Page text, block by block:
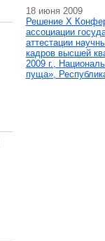
18 июня 2009
Решение X
ассоциации
аттестации
кадров высшей
2009 г.,
пуща»,